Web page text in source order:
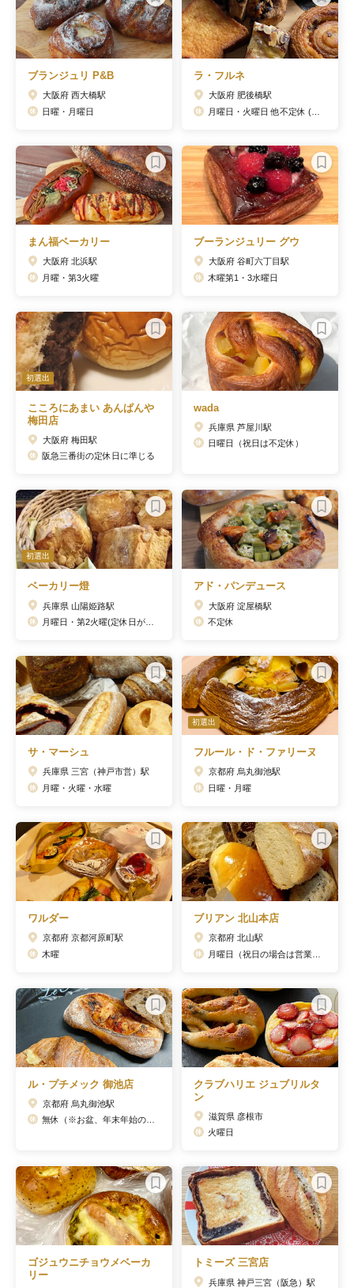
ブランジュリ P&B
大阪府 西大橋駅
日曜・月曜日
ラ・フルネ
大阪府 肥後橋駅
まん福ベーカリー
大阪府 北浜駅
月曜・第3火曜
ブーランジュリー グウ
大阪府 谷町六丁目駅
木曜第1・3水曜日
初選出
こころにあまい あんぱんや
梅田店
大阪府 梅田駅
阪急三番街の定休日に準じる
wada
兵庫県 芦屋川駅
日曜日（祝日は不定休）
初選出
ベーカリー燈
兵庫県 山陽姫路駅
アド・パンデュース
大阪府 淀屋橋駅
不定休
サ・マーシュ
兵庫県 三宮（神戸市営）駅
月曜・火曜・水曜
初選出
フルール・ド・ファリーヌ
京都府 烏丸御池駅
日曜・月曜
ワルダー
京都府 京都河原町駅
木曜
ブリアン 北山本店
京都府 北山駅
ル・プチメック 御池店
京都府 烏丸御池駅
クラブハリエ ジュブリルタ
ン
滋賀県 彦根市
火曜日
ゴジュウニチョウメベーカ
リー
トミーズ 三宮店
兵庫県 神戸三宮（阪急）駅